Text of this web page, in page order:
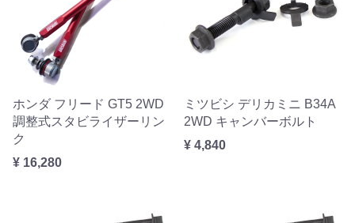
ホンダ フリード GT5 2WD
調整式スタビライザーリン
ク
¥ 16,280
ミツビシ デリカミニ B34A
2WD キャンバーボルト
¥ 4,840